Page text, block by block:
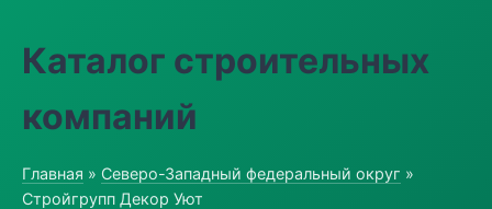
Каталог строительных
компаний
Главная » Северо-Западный федеральный округ »
Стройгрупп Декор Уют